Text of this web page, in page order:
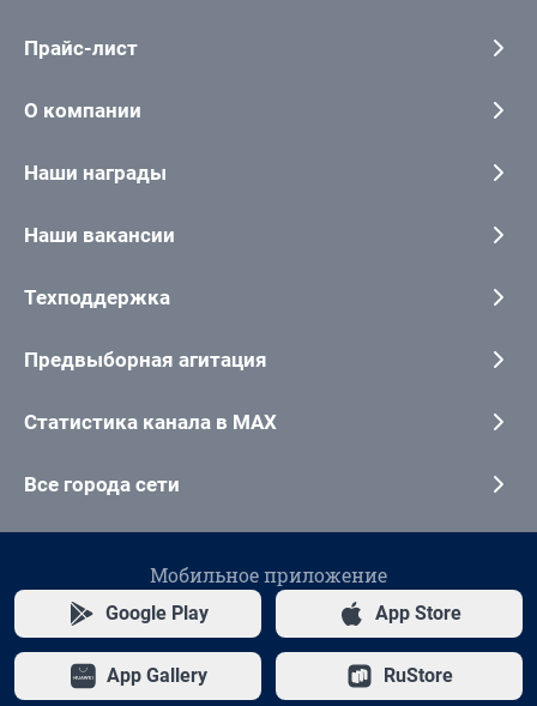
Прайс-лист
О компании
Наши награды
Наши вакансии
Техподдержка
Предвыборная агитация
Статистика канала в MAX
Все города сети
Мобильное приложение
Google Play App Store
App Gallery RuStore